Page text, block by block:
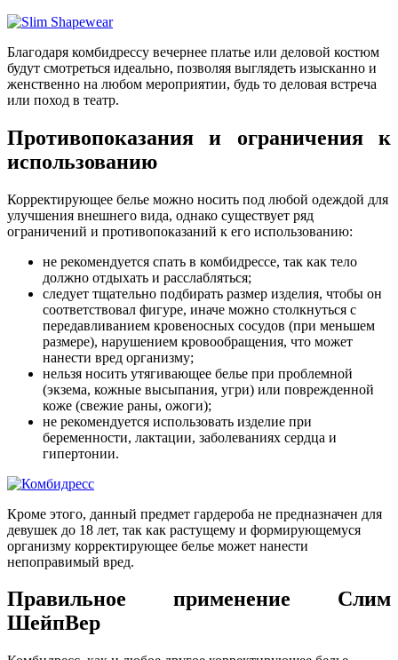
Благодаря комбидрессу вечернее платье или деловой костюм
будут смотреться идеально, позволяя выглядеть изысканно и
женственно на любом мероприятии, будь то деловая встреча
или поход в театр.
Противопоказания и ограничения к
использованию
Корректирующее белье можно носить под любой одеждой для
улучшения внешнего вида, однако существует ряд
ограничений и противопоказаний к его использованию:
не рекомендуется спать в комбидрессе, так как тело
должно отдыхать и расслабляться;
следует тщательно подбирать размер изделия, чтобы он
соответствовал фигуре, иначе можно столкнуться с
передавливанием кровеносных сосудов (при меньшем
размере), нарушением кровообращения, что может
нанести вред организму;
нельзя носить утягивающее белье при проблемной
(экзема, кожные высыпания, угри) или поврежденной
коже (свежие раны, ожоги);
не рекомендуется использовать изделие при
беременности, лактации, заболеваниях сердца и
гипертонии.
Кроме этого, данный предмет гардероба не предназначен для
девушек до 18 лет, так как растущему и формирующемуся
организму корректирующее белье может нанести
непоправимый вред.
Правильное применение Слим
ШейпВер